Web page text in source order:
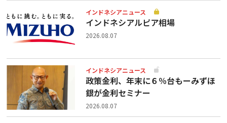
インドネシアニュース
インドネシアルピア相場
2026.08.07
インドネシアニュース
政策金利、年末に６％台もーみずほ
銀が金利セミナー
2026.08.07